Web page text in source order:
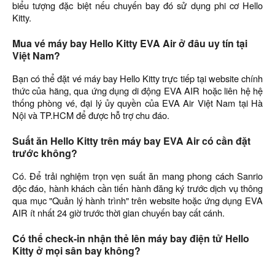
biểu tượng đặc biệt nếu chuyến bay đó sử dụng phi cơ Hello
Kitty.
Mua vé máy bay Hello Kitty EVA Air ở đâu uy tín tại
Việt Nam?
Bạn có thể đặt vé máy bay Hello Kitty trực tiếp tại website chính
thức của hãng, qua ứng dụng di động EVA AIR hoặc liên hệ hệ
thống phòng vé, đại lý ủy quyền của EVA Air Việt Nam tại Hà
Nội và TP.HCM để được hỗ trợ chu đáo.
Suất ăn Hello Kitty trên máy bay EVA Air có cần đặt
trước không?
Có. Để trải nghiệm trọn vẹn suất ăn mang phong cách Sanrio
độc đáo, hành khách cần tiến hành đăng ký trước dịch vụ thông
qua mục "Quản lý hành trình" trên website hoặc ứng dụng EVA
AIR ít nhất 24 giờ trước thời gian chuyến bay cất cánh.
Có thể check-in nhận thẻ lên máy bay điện tử Hello
Kitty ở mọi sân bay không?